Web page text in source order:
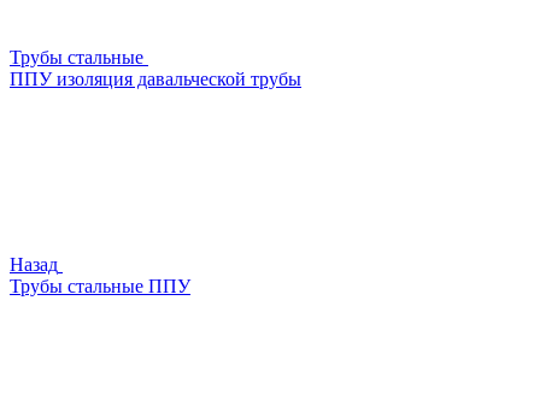
Трубы стальные
ППУ изоляция давальческой трубы
Назад
Трубы стальные ППУ